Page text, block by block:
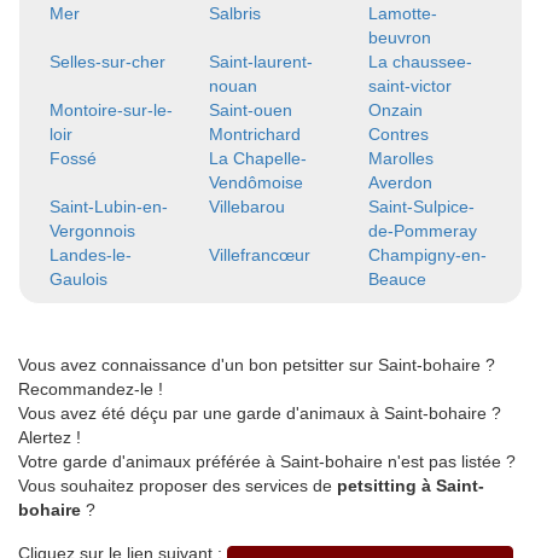
Mer
Salbris
Lamotte-
beuvron
Selles-sur-cher
Saint-laurent-
nouan
La chaussee-
saint-victor
Montoire-sur-le-
loir
Saint-ouen
Onzain
Montrichard
Contres
Fossé
La Chapelle-
Vendômoise
Marolles
Averdon
Saint-Lubin-en-
Vergonnois
Villebarou
Saint-Sulpice-
de-Pommeray
Landes-le-
Gaulois
Villefrancœur
Champigny-en-
Beauce
Vous avez connaissance d'un bon petsitter sur Saint-bohaire ?
Recommandez-le !
Vous avez été déçu par une garde d'animaux à Saint-bohaire ?
Alertez !
Votre garde d'animaux préférée à Saint-bohaire n'est pas listée ?
Vous souhaitez proposer des services de petsitting à Saint-
bohaire ?
Cliquez sur le lien suivant :